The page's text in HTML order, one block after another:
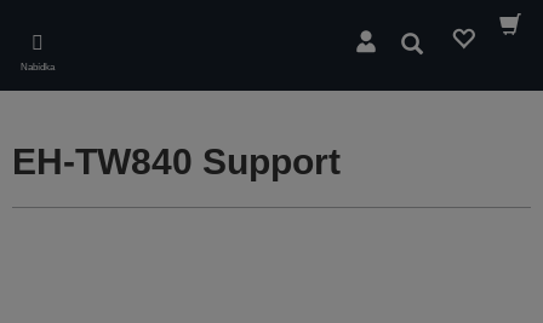
main
content
Nabídka
Hledat
EH-TW840 Support